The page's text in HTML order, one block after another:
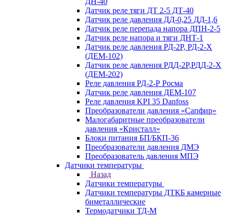
Датчик реле тяги ДТ 2-5 ДТ-40
Датчик реле давления ДД-0,25 ДД-1,6
Датчик реле перепада напора ДПН-2-5
Датчик реле напора и тяги ДНТ-1
Датчик реле давления РД-2Р, РД-2-Х
(ДЕМ-102)
Датчик реле давления РДД-2Р,РДД-2-Х
(ДЕМ-202)
Реле давления РД-2-Р Росма
Датчик реле давления ДЕМ-107
Реле давления KPI 35 Danfoss
Преобразователи давления «Сапфир»
Малогабаритные преобразователи
давления «Кристалл»
Блоки питания БП/БКП-36
Преобразователи давления ДМЭ
Преобразователь давления МПЭ
Датчики температуры
Назад
Датчики температуры
Датчики температуры ДТКБ камерные
биметаллические
Термодатчики ТД-М